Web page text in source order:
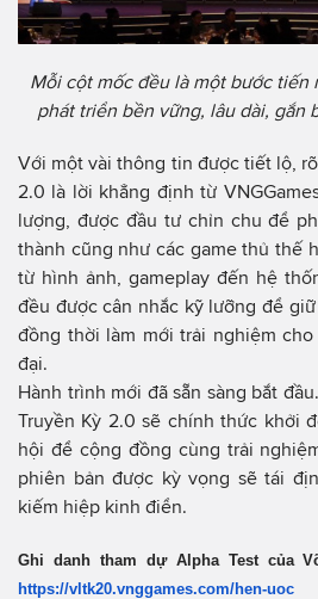
Mỗi cột mốc đều là một bước tiến
phát triển bền vững, lâu dài, gắn
Với một vài thông tin được tiết lộ,
2.0 là lời khẳng định từ
lượng, được đầu tư chỉn chu để
thành cũng như các game thủ thế
từ hình ảnh, gameplay đến hệ
đều được cân nhắc kỹ lưỡng để
đồng thời làm mới trải nghiệm
đại.
Hành trình mới đã sẵn sàng bắt
Truyền Kỳ 2.0 sẽ chính thức khởi
hội để cộng đồng cùng trải
phiên bản được kỳ vọng sẽ tái
kiếm hiệp kinh điển.
Ghi danh tham dự Alpha Test của
https://vltk20.vnggames.com/hen-uoc